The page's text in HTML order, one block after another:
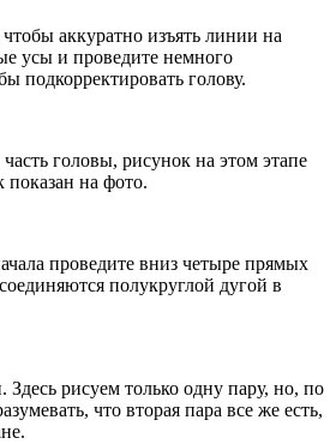
аккуратно изъять линии на
усы и проведите немного
подкорректировать голову.
головы, рисунок на этом этапе
показан на фото.
проведите вниз четыре прямых
полукруглой дугой в
Здесь рисуем только одну пару, но, по
что вторая пара все же есть,